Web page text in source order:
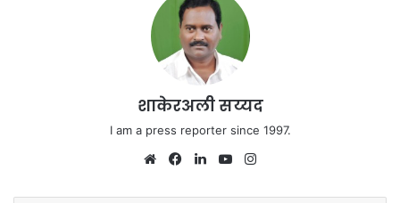
शाकेरअली सय्यद
I am a press reporter since 1997.
WebsiteFacebook
LinkedInYouTube